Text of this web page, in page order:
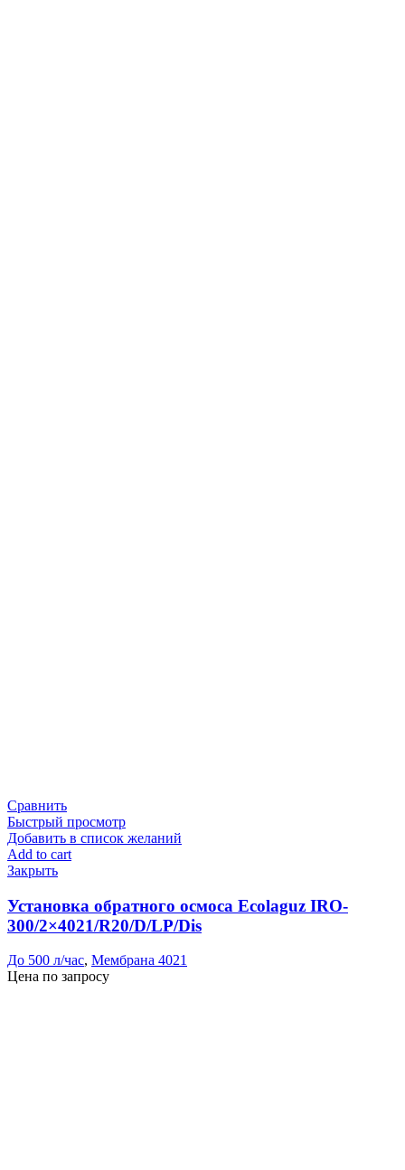
Сравнить
Быстрый просмотр
Добавить в список желаний
Add to cart
Закрыть
Установка обратного осмоса Ecolaguz IRO-
300/2×4021/R20/D/LP/Dis
До 500 л/час, Мембрана 4021
Цена по запросу